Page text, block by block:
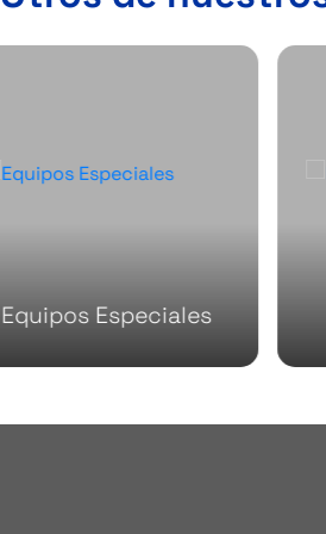
Equipos Especiales